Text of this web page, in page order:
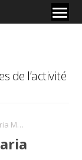
de l’activité
Soutenance de thèse – Ilaria Monti